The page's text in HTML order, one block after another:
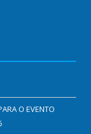
O EVENTO